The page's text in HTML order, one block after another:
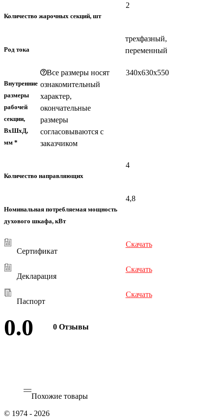
Количество жарочных секций, шт
2
Род тока
трехфазный,
переменный
Внутренние
размеры
рабочей
секции,
ВхШхД,
мм *
Все размеры носят
ознакомительный
характер,
окончательные
размеры
согласовываются с
заказчиком
340х630х550
Количество направляющих
4
Номинальная потребляемая мощность
духового шкафа, кВт
4,8
Сертификат
Скачать
Декларация
Скачать
Паспорт
Скачать
0.0 0 Отзывы
Похожие товары
© 1974 - 2026